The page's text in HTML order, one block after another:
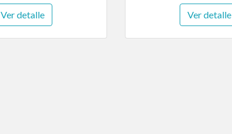
Ver detalle Ver detalle